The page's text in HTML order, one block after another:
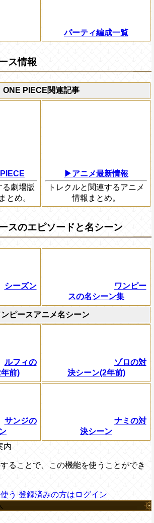
パーティ編成一覧
ス情報
ONE PIECE関連記事
る劇場版
とめ。
▶アニメ最新情報
トレクルと関連するアニメ
情報まとめ。
スのエピソードと名シーン
シーズン
ワンピー
スの名シーン集
ンピースアニメ名シーン
ルフィの
前)
ゾロの対
決シーン(2年前)
サンジの
ナミの対
決シーン
内
ることで、この機能を使うことができ
う 登録済みの方はログイン